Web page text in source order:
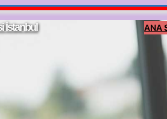
İstanbul ANA